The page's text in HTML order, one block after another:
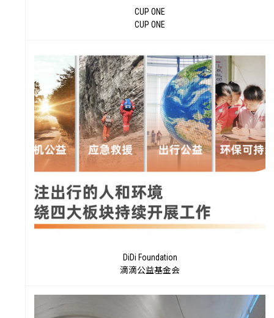
CUP ONE
CUP ONE
DiDi Foundation
滴滴公益基金会